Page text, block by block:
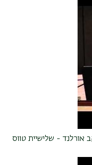
אורלנד - שלישיית טווס